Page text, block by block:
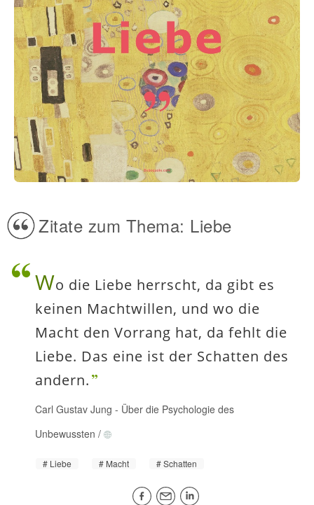
Zitate zum Thema: Liebe
Wo die Liebe herrscht, da gibt es
keinen Machtwillen, und wo die
Macht den Vorrang hat, da fehlt die
Liebe. Das eine ist der Schatten des
andern.
Carl Gustav Jung - Über die Psychologie des
Unbewussten /
Liebe Macht Schatten